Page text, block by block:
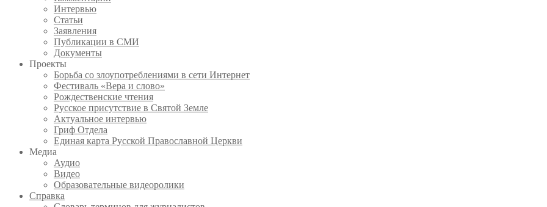
Интервью
Статьи
Заявления
Публикации в СМИ
Документы
Проекты
Борьба со злоупотреблениями в сети Интернет
Фестиваль «Вера и слово»
Рождественские чтения
Русское присутствие в Святой Земле
Актуальное интервью
Гриф Отдела
Единая карта Русской Православной Церкви
Медиа
Аудио
Видео
Образовательные видеоролики
Справка